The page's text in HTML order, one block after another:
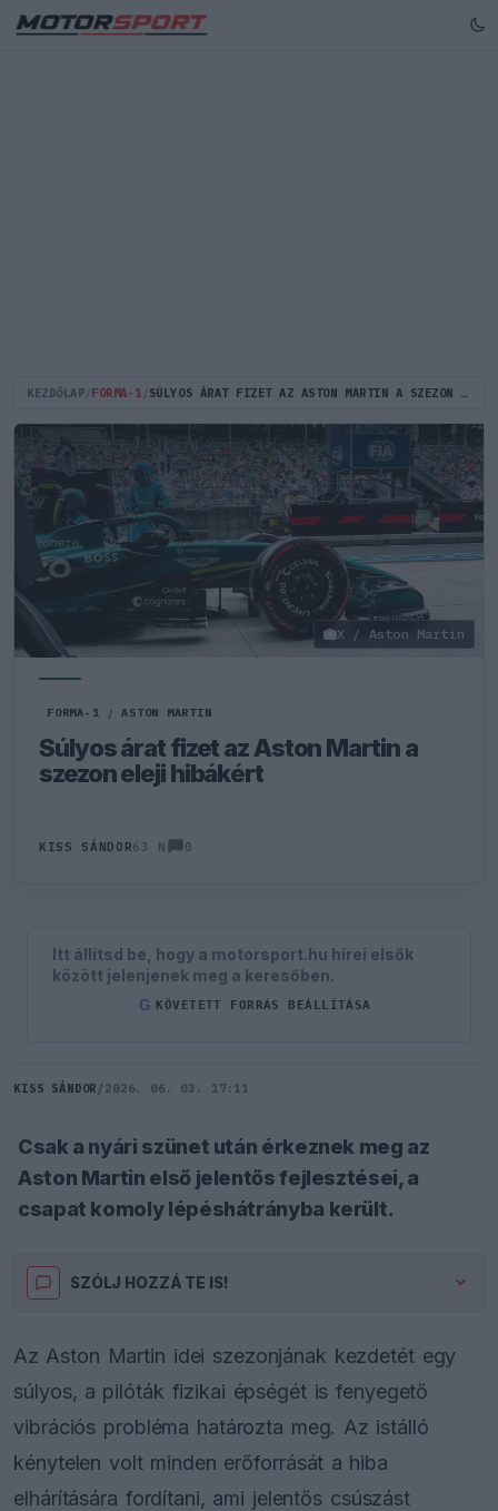
KEZDŐLAP FORMA-1 SÚLYOS ÁRAT FIZET AZ ASTON MARTIN A SZEZON ELEJI HIBÁKÉRT
X / Aston Martin
FORMA-1 / ASTON MARTIN
Súlyos árat fizet az Aston Martin a
szezon eleji hibákért
KISS SÁNDOR63 N 0
Itt állítsd be, hogy a motorsport.hu hírei elsők
között jelenjenek meg a keresőben.
G KÖVETETT FORRÁS BEÁLLÍTÁSA
KISS SÁNDOR / 2026. 06. 03. 17:11
Csak a nyári szünet után érkeznek meg az
Aston Martin első jelentős fejlesztései, a
csapat komoly lépéshátrányba került.
SZÓLJ HOZZÁ TE IS!
Az Aston Martin idei szezonjának kezdetét egy
súlyos, a pilóták fizikai épségét is fenyegető
vibrációs probléma határozta meg. Az istálló
kénytelen volt minden erőforrását a hiba
elhárítására fordítani, ami jelentős csúszást